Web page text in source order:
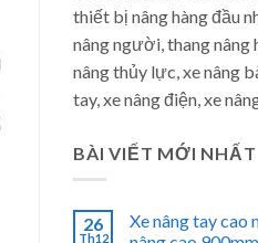
thiết bị nâng hàng đầu
nâng người, thang nâng
nâng thủy lực, xe nâng
tay, xe nâng điện, xe
BÀI VIẾT MỚI NHẤT
26
Th12
Xe nâng tay cao